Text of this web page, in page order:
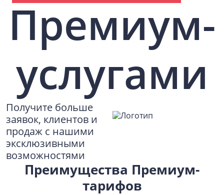
Премиум-
услугами
Получите больше
заявок, клиентов и
продаж с нашими
эксклюзивными
возможностями
Преимущества Премиум-
тарифов